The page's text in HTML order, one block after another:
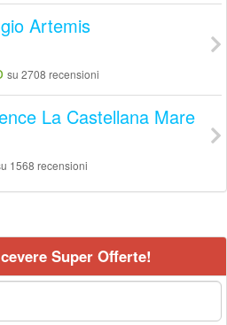
Artemis
su 2708 recensioni
La Castellana Mare
1568 recensioni
Super Offerte!